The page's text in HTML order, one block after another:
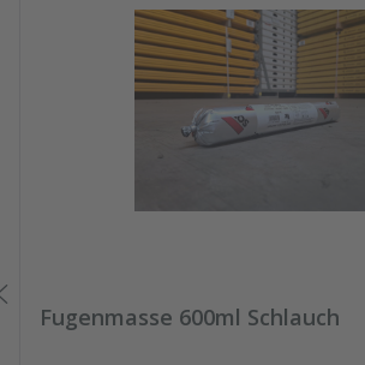
Fugenmasse 600ml Schlauch